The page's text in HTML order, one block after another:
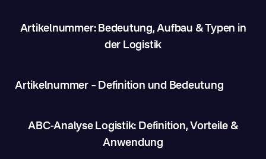
Artikelnummer: Bedeutung, Aufbau & Typen in
der Logistik
Artikelnummer – Definition und Bedeutung
ABC-Analyse Logistik: Definition, Vorteile &
Anwendung